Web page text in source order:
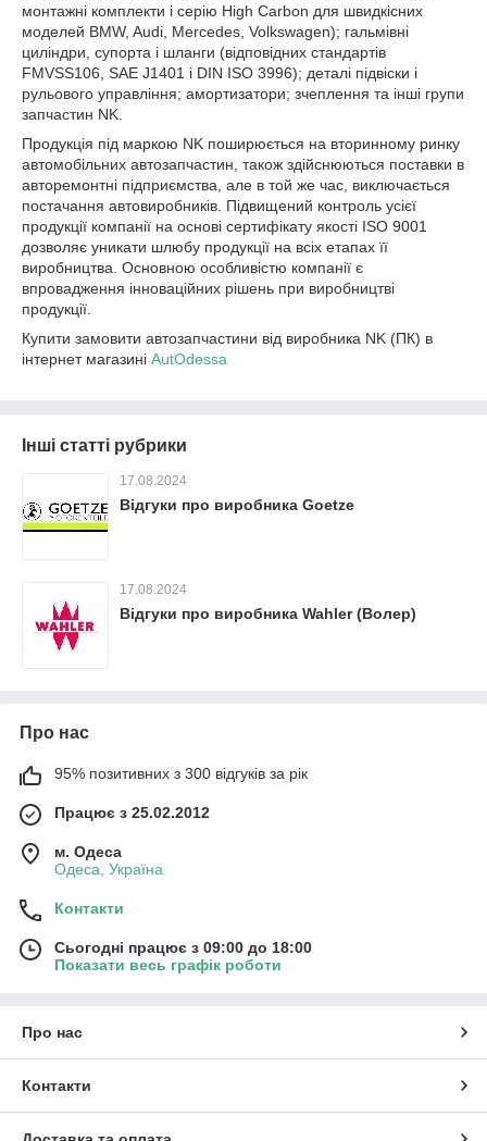
монтажні комплекти і серію High Carbon для швидкісних
моделей BMW, Audi, Mercedes, Volkswagen); гальмівні
циліндри, супорта і шланги (відповідних стандартів
FMVSS106, SAE J1401 і DIN ISO 3996); деталі підвіски і
рульового управління; амортизатори; зчеплення та інші групи
запчастин NK.
Продукція під маркою NK поширюється на вторинному ринку
автомобільних автозапчастин, також здійснюються поставки в
авторемонтні підприємства, але в той же час, виключається
постачання автовиробників. Підвищений контроль усієї
продукції компанії на основі сертифікату якості ISO 9001
дозволяє уникати шлюбу продукції на всіх етапах її
виробництва. Основною особливістю компанії є
впровадження інноваційних рішень при виробництві
продукції.
Купити замовити автозапчастини від виробника NK (ПК) в
інтернет магазині AutOdessa
Інші статті рубрики
17.08.2024
Відгуки про виробника Goetze
17.08.2024
Відгуки про виробника Wahler (Волер)
Про нас
95% позитивних з 300 відгуків за рік
Працює з 25.02.2012
м. Одеса
Одеса, Україна
Контакти
Сьогодні працює з 09:00 до 18:00
Показати весь графік роботи
Про нас
Контакти